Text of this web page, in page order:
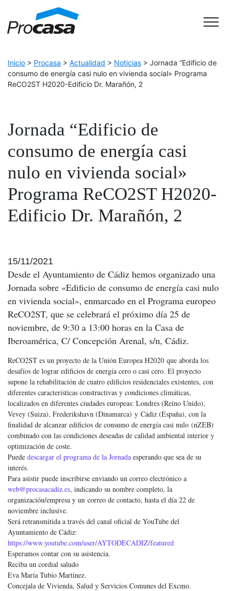
Main Navigation
Inicio > Procasa > Actualidad > Noticias > Jornada “Edificio de
consumo de energía casi nulo en vivienda social» Programa
ReCO2ST H2020-Edificio Dr. Marañón, 2
Jornada “Edificio de
consumo de energía casi
nulo en vivienda social»
Programa ReCO2ST H2020-
Edificio Dr. Marañón, 2
15/11/2021
Desde el Ayuntamiento de Cádiz hemos organizado una
Jornada sobre «Edificio de consumo de energía casi nulo
en vivienda social», enmarcado en el Programa europeo
ReCO2ST, que se celebrará el próximo día 25 de
noviembre, de 9:30 a 13:00 horas en la Casa de
Iberoamérica, C/ Concepción Arenal, s/n, Cádiz.
ReCO2ST es un proyecto de la Unión Europea H2020 que aborda los
desafíos de lograr edificios de energía cero o casi cero. El proyecto
supone la rehabilitación de cuatro edificios residenciales existentes, con
diferentes características constructivas y condiciones climáticas,
localizados en diferentes ciudades europeas: Londres (Reino Unido),
Vevey (Suiza), Frederikshavn (Dinamarca) y Cádiz (España), con la
finalidad de alcanzar edificios de consumo de energía casi nulo (nZEB)
combinado con las condiciones deseadas de calidad ambiental interior y
optimización de coste.
Puede descargar el programa de la Jornada esperando que sea de su
interés.
Para asistir puede inscribirse enviando un correo electrónico a
web@procasacadiz.es, indicando su nombre completo, la
organización/empresa y un correo de contacto, hasta el día 22 de
noviembre inclusive.
Será retransmitida a través del canal oficial de YouTube del
Ayuntamiento de Cádiz:
https://www.youtube.com/user/AYTODECADIZ/featured
Esperamos contar con su asistencia.
Reciba un cordial saludo
Eva María Tubío Martínez.
Concejala de Vivienda, Salud y Servicios Comunes del Excmo.